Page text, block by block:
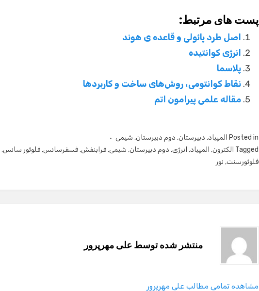
پست های مرتبط:
اصل طرد پائولی و قاعده ی هوند
انرژی کوانتیده
پلاسما
نقاط کوانتومی، روش‌های ساخت و کاربردها
مقاله علمی پیرامون اتم
Posted in المپیاد, دبیرستان, دوم دبیرستان, شیمی
Tagged الکترون, المپیاد, انرژی, دوم دبیرستان, شیمی,فرابنفش,فسفرسانس,فلوئور سانس,
فلوئورسنت, نور
منتشر شده توسطعلی مهرپرور
مشاهده تمامی مطالب علی مهرپرور